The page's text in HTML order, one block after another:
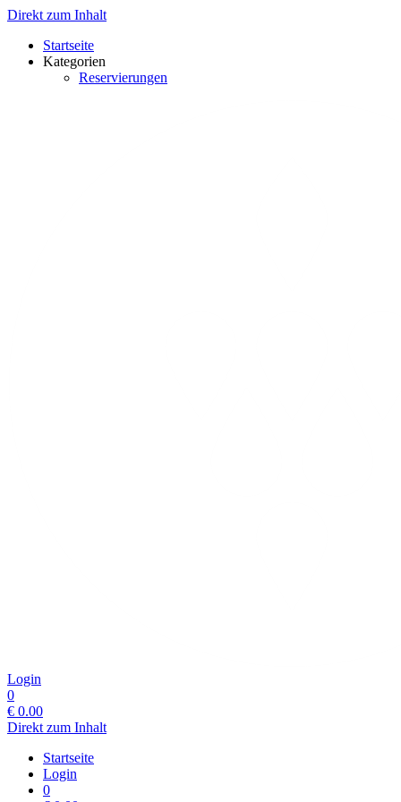
Direkt zum Inhalt
Startseite
Kategorien
Reservierungen
Login
0
€ 0.00
Direkt zum Inhalt
Startseite
Login
0